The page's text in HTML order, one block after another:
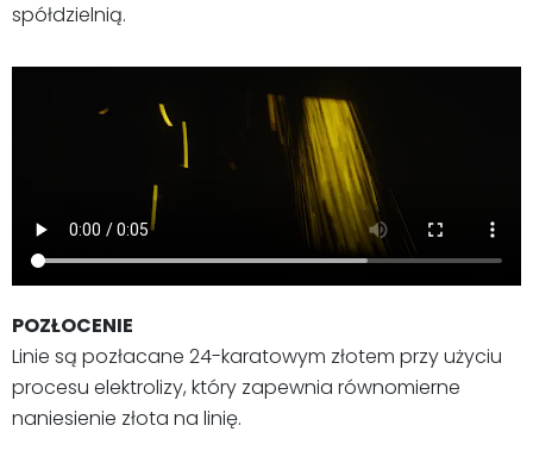
spółdzielnią.
POZŁOCENIE
Linie są pozłacane 24-karatowym złotem przy użyciu
procesu elektrolizy, który zapewnia równomierne
naniesienie złota na linię.